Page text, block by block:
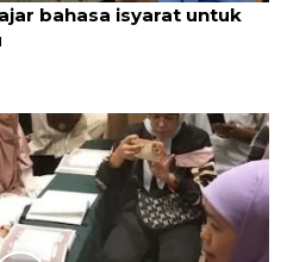
bahasa isyarat untuk